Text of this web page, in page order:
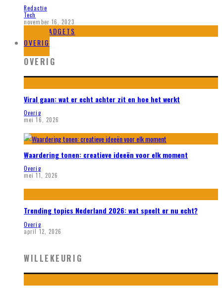
Redactie
Tech
november 16, 2023
GADGETS
OVERIG
OVERIG
Viral gaan: wat er echt achter zit en hoe het werkt
Overig
mei 16, 2026
Waardering tonen: creatieve ideeën voor elk moment
Overig
mei 11, 2026
Trending topics Nederland 2026: wat speelt er nu echt?
Overig
april 12, 2026
WILLEKEURIG